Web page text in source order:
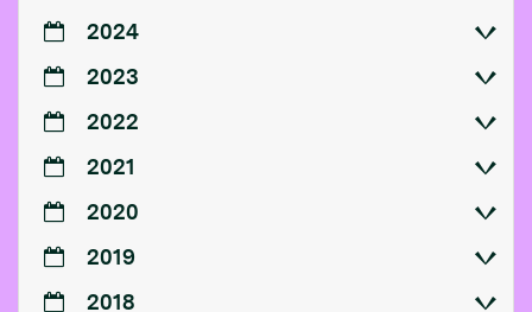
2024
2023
2022
2021
2020
2019
2018